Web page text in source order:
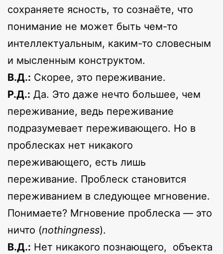
сохраняете ясность, то сознаёте, что
понимание не может быть чем-то
интеллектуальным, каким-то словесным
и мысленным конструктом.
В.Д.: Скорее, это переживание.
Р.Д.: Да. Это даже нечто большее, чем
переживание, ведь переживание
подразумевает переживающего. Но в
проблесках нет никакого
переживающего, есть лишь
переживание. Проблеск становится
переживанием в следующее мгновение.
Понимаете? Мгновение проблеска — это
ничто (nothingness).
В.Д.: Нет никакого познающего, объекта